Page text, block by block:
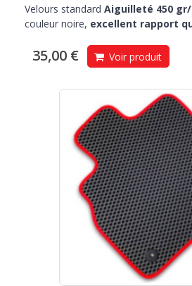
Velours standard Aiguilleté 450
couleur noire, excellent rapport
35,00 € Voir produit